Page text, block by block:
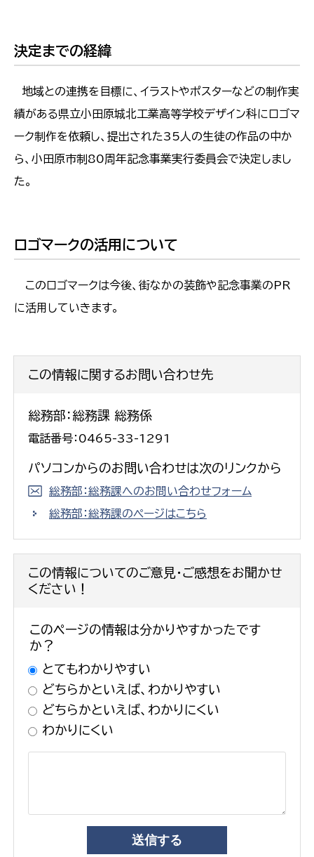
決定までの経緯
地域との連携を目標に、イラストやポスターなどの制作実
績がある県立小田原城北工業高等学校デザイン科にロゴマ
ーク制作を依頼し、提出された35人の生徒の作品の中か
ら、小田原市制80周年記念事業実行委員会で決定しまし
た。
ロゴマークの活用について
このロゴマークは今後、街なかの装飾や記念事業のPR
に活用していきます。
この情報に関するお問い合わせ先
総務部：総務課 総務係
電話番号：0465-33-1291
パソコンからのお問い合わせは次のリンクから
総務部：総務課へのお問い合わせフォーム
総務部：総務課のページはこちら
この情報についてのご意見・ご感想をお聞かせ
ください！
このページの情報は分かりやすかったです
か？
とてもわかりやすい
どちらかといえば、わかりやすい
どちらかといえば、わかりにくい
わかりにくい